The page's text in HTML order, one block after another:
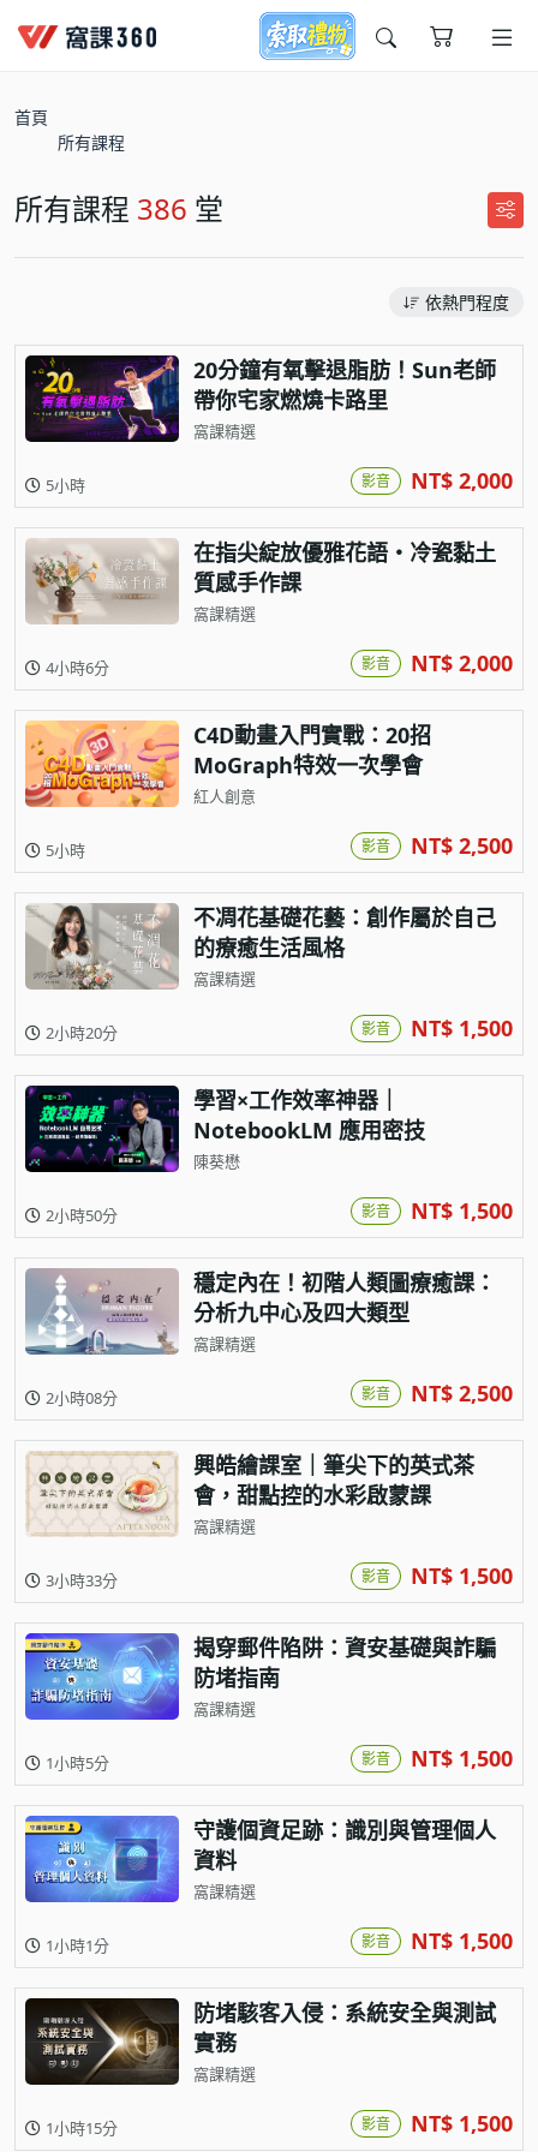
今天想要學什麼?
首頁
所有課程
所有課程 386 堂
依熱門程度
20分鐘有氧擊退脂肪！Sun老師
帶你宅家燃燒卡路里
窩課精選
5小時 影音 NT$ 2,000
在指尖綻放優雅花語・冷瓷黏土
質感手作課
窩課精選
4小時6分 影音 NT$ 2,000
C4D動畫入門實戰：20招
MoGraph特效一次學會
紅人創意
5小時 影音 NT$ 2,500
不凋花基礎花藝：創作屬於自己
的療癒生活風格
窩課精選
2小時20分 影音 NT$ 1,500
學習×工作效率神器｜
NotebookLM 應用密技
陳葵懋
2小時50分 影音 NT$ 1,500
穩定內在！初階人類圖療癒課：
分析九中心及四大類型
窩課精選
2小時08分 影音 NT$ 2,500
興皓繪課室｜筆尖下的英式茶
會，甜點控的水彩啟蒙課
窩課精選
3小時33分 影音 NT$ 1,500
揭穿郵件陷阱：資安基礎與詐騙
防堵指南
窩課精選
1小時5分 影音 NT$ 1,500
守護個資足跡：識別與管理個人
資料
窩課精選
1小時1分 影音 NT$ 1,500
防堵駭客入侵：系統安全與測試
實務
窩課精選
1小時15分 影音 NT$ 1,500